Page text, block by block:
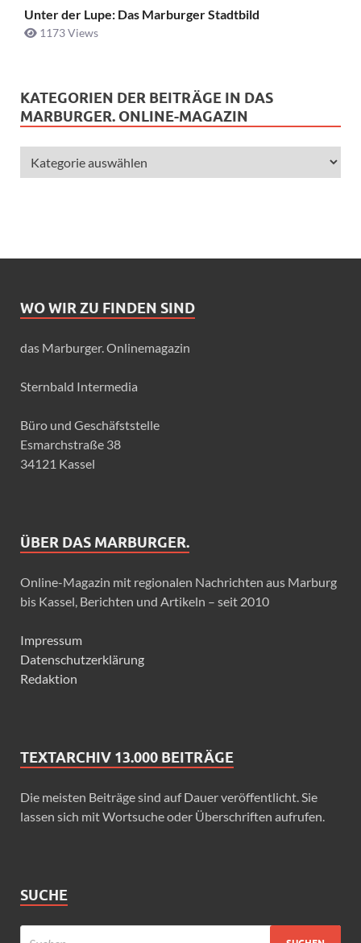
Unter der Lupe: Das Marburger Stadtbild
1173 Views
KATEGORIEN DER BEITRÄGE IN DAS
MARBURGER. ONLINE-MAGAZIN
WO WIR ZU FINDEN SIND
das Marburger. Onlinemagazin
Sternbald Intermedia
Büro und Geschäfststelle
Esmarchstraße 38
34121 Kassel
ÜBER DAS MARBURGER.
Online-Magazin mit regionalen Nachrichten aus Marburg
bis Kassel, Berichten und Artikeln – seit 2010
Impressum
Datenschutzerklärung
Redaktion
TEXTARCHIV 13.000 BEITRÄGE
Die meisten Beiträge sind auf Dauer veröffentlicht. Sie
lassen sich mit Wortsuche oder Überschriften aufrufen.
SUCHE